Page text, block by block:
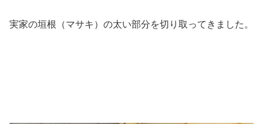
実家の垣根（マサキ）の太い部分を切り取ってきました。